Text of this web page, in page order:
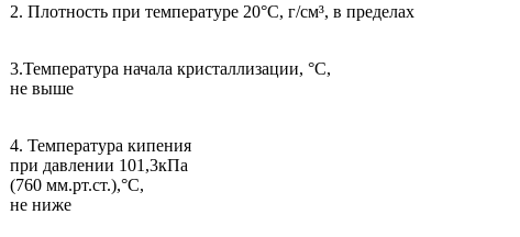
2. Плотность при температуре 20°С, г/см³, в пределах
3.Температура начала кристаллизации, °С,
не выше
4. Температура кипения
при давлении 101,3кПа
(760 мм.рт.ст.),°С,
не ниже